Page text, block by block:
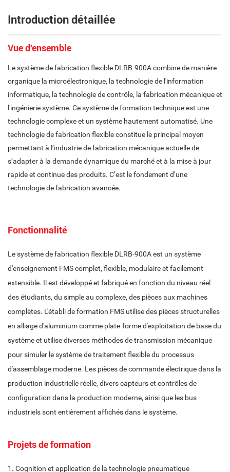
Introduction détaillée
Vue d'ensemble
Le système de fabrication flexible DLRB-900A combine de manière
organique la microélectronique, la technologie de l'information
informatique, la technologie de contrôle, la fabrication mécanique et
l'ingénierie système. Ce système de formation technique est une
technologie complexe et un système hautement automatisé. Une
technologie de fabrication flexible constitue le principal moyen
permettant à l’industrie de fabrication mécanique actuelle de
s’adapter à la demande dynamique du marché et à la mise à jour
rapide et continue des produits. C’est le fondement d’une
technologie de fabrication avancée.
Fonctionnalité
Le système de fabrication flexible DLRB-900A est un système
d'enseignement FMS complet, flexible, modulaire et facilement
extensible. Il est développé et fabriqué en fonction du niveau réel
des étudiants, du simple au complexe, des pièces aux machines
complètes. L'établi de formation FMS utilise des pièces structurelles
en alliage d'aluminium comme plate-forme d'exploitation de base du
système et utilise diverses méthodes de transmission mécanique
pour simuler le système de traitement flexible du processus
d'assemblage moderne. Les pièces de commande électrique dans la
production industrielle réelle, divers capteurs et contrôles de
configuration dans la production moderne, ainsi que les bus
industriels sont entièrement affichés dans le système.
Projets de formation
1. Cognition et application de la technologie pneumatique